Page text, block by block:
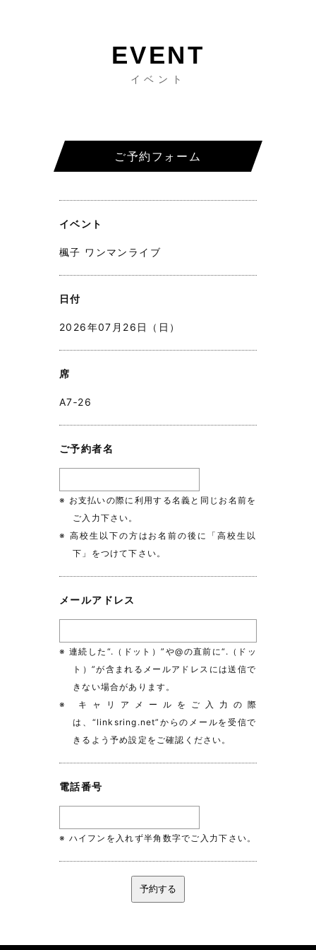
イベント
ご予約フォーム
イベント
楓子 ワンマンライブ
日付
2026年07月26日（日）
席
A7‐26
ご予約者名
※ お支払いの際に利用する名義と同じお名前を
ご入力下さい。
※ 高校生以下の方はお名前の後に「高校生以
下」をつけて下さい。
メールアドレス
※ 連続した“.（ドット）”や@の直前に“.（ドッ
ト）”が含まれるメールアドレスには送信で
きない場合があります。
※ キャリアメールをご入力の際
は、“linksring.net”からのメールを受信で
きるよう予め設定をご確認ください。
電話番号
※ ハイフンを入れず半角数字でご入力下さい。